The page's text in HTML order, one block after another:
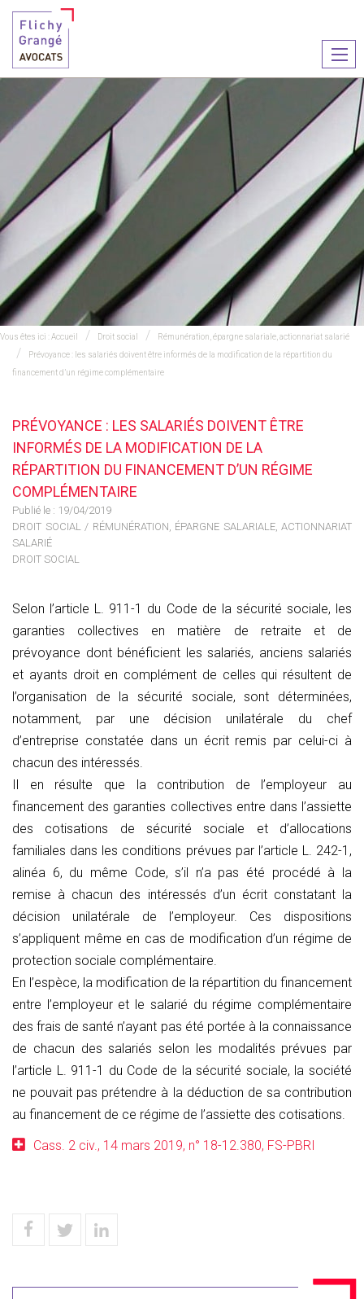
le
Vous êtes ici :Accueil Droit social
Rémunération, épargne salariale, actionnariat salarié
Prévoyance : les salariés doivent être informés de la modification de la répartition du
financement d’un régime complémentaire
PRÉVOYANCE : LES SALARIÉS DOIVENT ÊTRE
INFORMÉS DE LA MODIFICATION DE LA
RÉPARTITION DU FINANCEMENT D’UN RÉGIME
COMPLÉMENTAIRE
Publié le : 19/04/2019
DROIT SOCIAL/ RÉMUNÉRATION, ÉPARGNE SALARIALE, ACTIONNARIAT
SALARIÉ
DROIT SOCIAL
Selon l’article L. 911-1 du Code de la sécurité sociale, les
garanties collectives en matière de retraite et de
prévoyance dont bénéficient les salariés, anciens salariés
et ayants droit en complément de celles qui résultent de
l’organisation de la sécurité sociale, sont déterminées,
notamment, par une décision unilatérale du chef
d’entreprise constatée dans un écrit remis par celui-ci à
chacun des intéressés.
Il en résulte que la contribution de l’employeur au
financement des garanties collectives entre dans l’assiette
des cotisations de sécurité sociale et d’allocations
familiales dans les conditions prévues par l’article L. 242-1,
alinéa 6, du même Code, s’il n’a pas été procédé à la
remise à chacun des intéressés d’un écrit constatant la
décision unilatérale de l’employeur. Ces dispositions
s’appliquent même en cas de modification d’un régime de
protection sociale complémentaire.
En l’espèce, la modification de la répartition du financement
entre l’employeur et le salarié du régime complémentaire
des frais de santé n’ayant pas été portée à la connaissance
de chacun des salariés selon les modalités prévues par
l’article L. 911-1 du Code de la sécurité sociale, la société
ne pouvait pas prétendre à la déduction de sa contribution
au financement de ce régime de l’assiette des cotisations.
Cass. 2 civ., 14 mars 2019, n° 18-12.380, FS-PBRI